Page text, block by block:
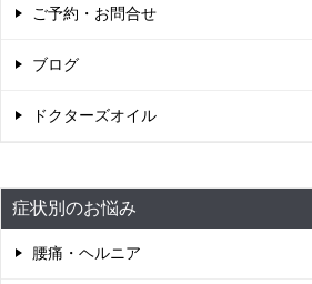
ご予約・お問合せ
ブログ
ドクターズオイル
症状別のお悩み
腰痛・ヘルニア